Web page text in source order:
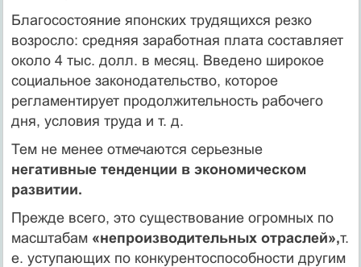
Благосостояние японских трудящихся резко
возросло: средняя за­работная плата составляет
около 4 тыс. долл. в месяц. Введено широ­кое
социальное законодательство, которое
регламентирует продолжи­тельность рабочего
дня, условия труда и т. д.
Тем не менее отмечаются серьезные
негативные тенденции в эконо­мическом
развитии.
Прежде всего, это существование огромных по
масштабам «непро­изводительных отраслей»,т.
е. уступающих по конкурентоспособности другим